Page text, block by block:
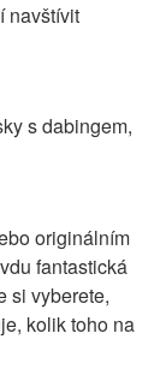
navštívit
s dabingem,
originálním
fantastická
si vyberete,
kolik toho na